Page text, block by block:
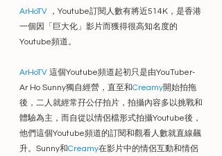
ArHoTV ，Youtube訂閱人數有將近514K，是香港
一個因「巨大化」影片而獲得很高知名度的
Youtube頻道。
ArHoTV 這個Youtube頻道起初只是由YouTuber-
Ar Ho Sunny獨自經營，直至和Creamy開始拍拖
後，二人就經常孖公仔拍片，拍攝內容多以挑戰和
體驗為主，而自從以情侶檔形式拍攝Youtube後，
他們這個Youtube頻道的訂閱和觀看人數就直線飆
升。Sunny和Creamy在影片中的情侶互動和情侶